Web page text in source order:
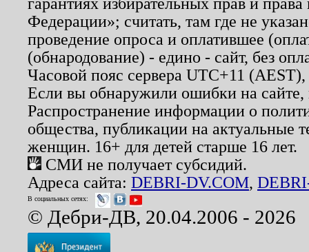
Федерации»; считать, там где не
проведение опроса и оплатившее
(обнародование) - едино - сайт, без
Часовой пояс сервера UTC+11
Если вы обнаружили ошибки на
Распространение информации о
общества, публикации на актуальные
женщин. 16+ для детей старше 16 лет.
СМИ не получает субсидий.
Адреса сайта: DEBRI-DV.COM,
В социальных сетях:
© Дебри-ДВ, 20.04.2006 - 2026